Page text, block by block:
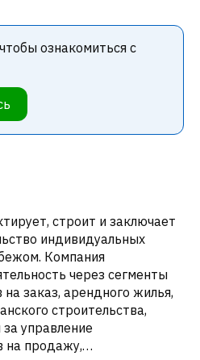
ознакомиться с
строит и заключает
индивидуальных
Компания
через сегменты
заказ, арендного жилья,
строительства,
управление
на продажу,